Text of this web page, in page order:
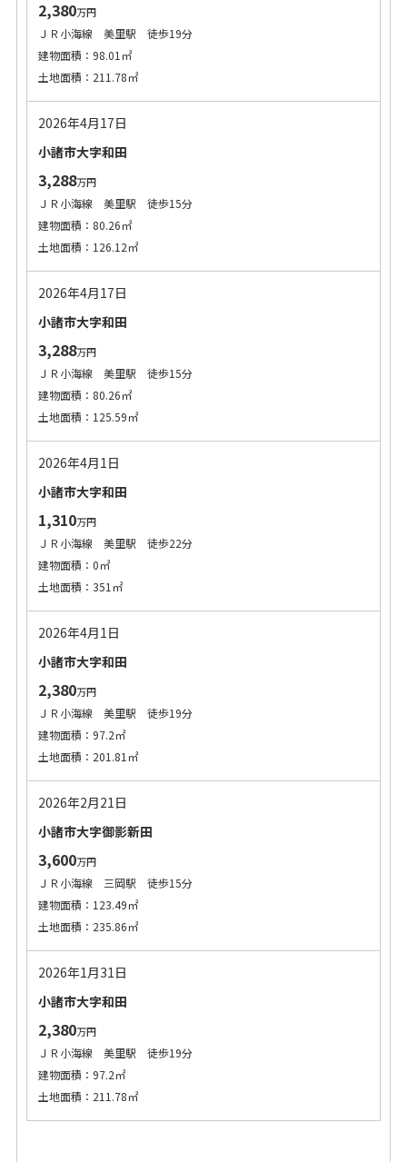
2,380万円
ＪＲ小海線 美里駅 徒歩19分
建物面積：98.01㎡
土地面積：211.78㎡
2026年4月17日
小諸市大字和田
3,288万円
ＪＲ小海線 美里駅 徒歩15分
建物面積：80.26㎡
土地面積：126.12㎡
2026年4月17日
小諸市大字和田
3,288万円
ＪＲ小海線 美里駅 徒歩15分
建物面積：80.26㎡
土地面積：125.59㎡
2026年4月1日
小諸市大字和田
1,310万円
ＪＲ小海線 美里駅 徒歩22分
建物面積：0㎡
土地面積：351㎡
2026年4月1日
小諸市大字和田
2,380万円
ＪＲ小海線 美里駅 徒歩19分
建物面積：97.2㎡
土地面積：201.81㎡
2026年2月21日
小諸市大字御影新田
3,600万円
ＪＲ小海線 三岡駅 徒歩15分
建物面積：123.49㎡
土地面積：235.86㎡
2026年1月31日
小諸市大字和田
2,380万円
ＪＲ小海線 美里駅 徒歩19分
建物面積：97.2㎡
土地面積：211.78㎡